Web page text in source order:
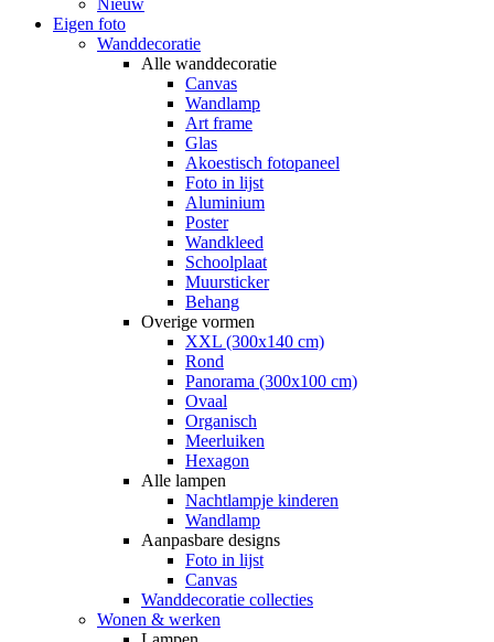
Eigen foto
Wanddecoratie
Alle wanddecoratie
Canvas
Wandlamp
Art frame
Glas
Akoestisch fotopaneel
Foto in lijst
Aluminium
Poster
Wandkleed
Schoolplaat
Muursticker
Behang
Overige vormen
XXL (300x140 cm)
Rond
Panorama (300x100 cm)
Ovaal
Organisch
Meerluiken
Hexagon
Alle lampen
Nachtlampje kinderen
Wandlamp
Aanpasbare designs
Foto in lijst
Canvas
Wanddecoratie collecties
Wonen & werken